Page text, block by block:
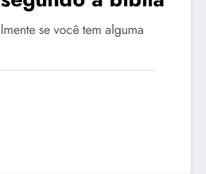
se você tem alguma